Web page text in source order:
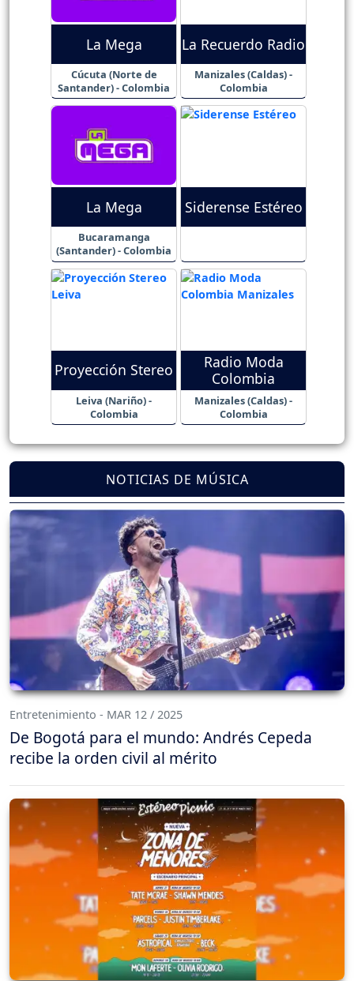
La Mega
Cúcuta (Norte de
Santander) - Colombia
La Recuerdo Radio
Manizales (Caldas) -
Colombia
La Mega
Bucaramanga
(Santander) - Colombia
Siderense Estéreo
Proyección Stereo
Leiva (Nariño) -
Colombia
Radio Moda
Colombia
Manizales (Caldas) -
Colombia
NOTICIAS DE MÚSICA
Entretenimiento - MAR 12 / 2025
De Bogotá para el mundo: Andrés Cepeda
recibe la orden civil al mérito